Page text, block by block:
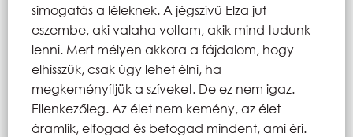
simogatás a léleknek. A jégszívű Elza jut
eszembe, aki valaha voltam, akik mind tudunk
lenni. Mert mélyen akkora a fájdalom, hogy
elhisszük, csak úgy lehet élni, ha
megkeményítjük a szíveket. De ez nem igaz.
Ellenkezőleg. Az élet nem kemény, az élet
áramlik, elfogad és befogad mindent, ami éri.